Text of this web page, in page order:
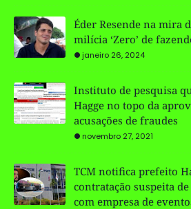
Éder Resende na mira
milícia ‘Zero’ de
janeiro 26, 2024
Instituto de pesquisa
Hagge no topo da
acusações de fraudes
novembro 27, 2021
TCM notifica prefeito
contratação suspeita
com empresa de